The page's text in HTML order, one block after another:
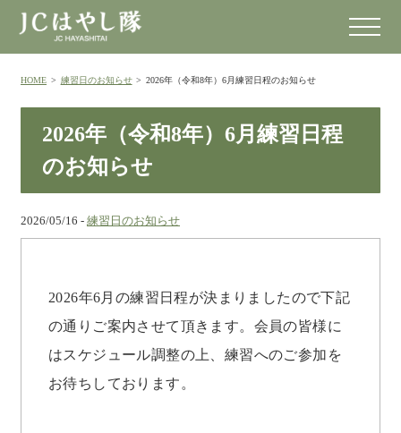
HOME > 練習日のお知らせ > 2026年（令和8年）6月練習日程のお知らせ
2026年（令和8年）6月練習日程
のお知らせ
2026/05/16 - 練習日のお知らせ
2026年6月の練習日程が決まりましたので下記
の通りご案内させて頂きます。会員の皆様に
はスケジュール調整の上、練習へのご参加を
お待ちしております。